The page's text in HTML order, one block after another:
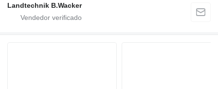
Landtechnik B.Wacker